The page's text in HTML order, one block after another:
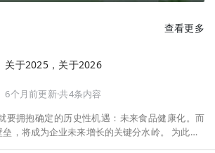
查看更多
关于2025，关于2026
6个月前更新·共4条内容
将成为企业未来增长的关键分水岭。 为此，F